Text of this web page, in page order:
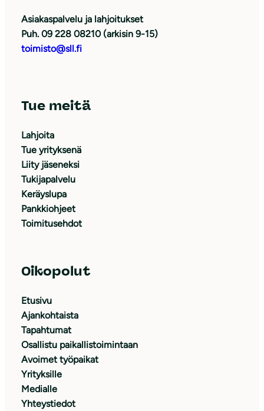
Asiakaspalvelu ja lahjoitukset
Puh. 09 228 08210 (arkisin 9-15)
toimisto@sll.fi
Tue meitä
Lahjoita
Tue yrityksenä
Liity jäseneksi
Tukijapalvelu
Keräyslupa
Pankkiohjeet
Toimitusehdot
Oikopolut
Etusivu
Ajankohtaista
Tapahtumat
Osallistu paikallistoimintaan
Avoimet työpaikat
Yrityksille
Medialle
Yhteystiedot